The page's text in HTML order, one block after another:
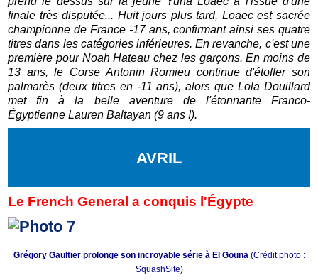
finale très disputée... Huit jours plus tard, Loaec est sacrée
championne de France -17 ans, confirmant ainsi ses quatre
titres dans les catégories inférieures. En revanche, c'est une
première pour Noah Hateau chez les garçons. En moins de
13 ans, le Corse Antonin Romieu continue d'étoffer son
palmarès (deux titres en -11 ans), alors que Lola Douillard
met fin à la belle aventure de l'étonnante Franco-
Égyptienne Lauren Baltayan (9 ans !).
AVRIL
Le French General a conquis l'Égypte
Grégory Gaultier prolonge son incroyable série à El Gouna (Crédit photo :
SquashSite)